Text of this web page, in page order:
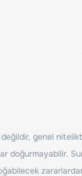
değildir, genel
doğurmayabilir.